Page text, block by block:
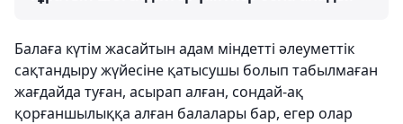
Балаға күтім жасайтын адам міндетті әлеуметтік
сақтандыру жүйесіне қатысушы болып табылмаған
жағдайда туған, асырап алған, сондай-ақ
қорғаншылыққа алған балалары бар, егер олар